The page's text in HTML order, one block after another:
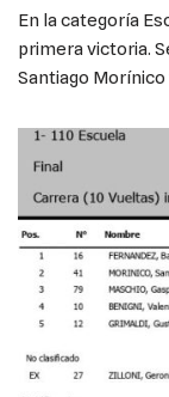
En la categoría
primera victoria.
Santiago